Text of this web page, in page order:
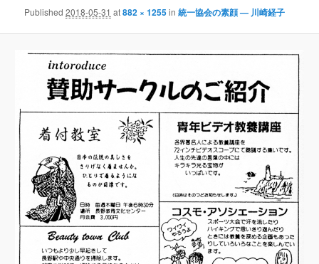
Published2018-05-31 at882 × 1255in統一協会の素顔 — 川崎経子